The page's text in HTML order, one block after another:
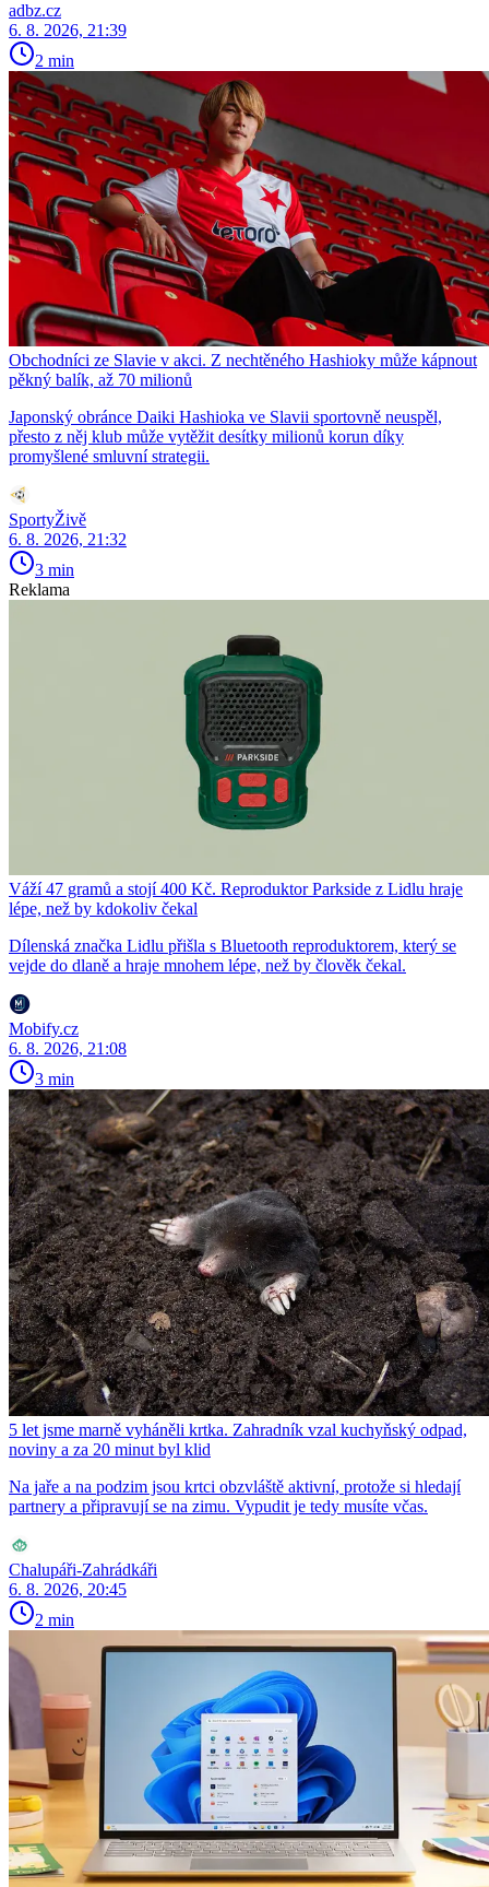
adbz.cz
6. 8. 2026, 21:39
2 min
Obchodníci ze Slavie v akci. Z nechtěného Hashioky může kápnout
pěkný balík, až 70 milionů
Japonský obránce Daiki Hashioka ve Slavii sportovně neuspěl,
přesto z něj klub může vytěžit desítky milionů korun díky
promyšlené smluvní strategii.
SportyŽivě
6. 8. 2026, 21:32
3 min
Reklama
Váží 47 gramů a stojí 400 Kč. Reproduktor Parkside z Lidlu hraje
lépe, než by kdokoliv čekal
Dílenská značka Lidlu přišla s Bluetooth reproduktorem, který se
vejde do dlaně a hraje mnohem lépe, než by člověk čekal.
Mobify.cz
6. 8. 2026, 21:08
3 min
5 let jsme marně vyháněli krtka. Zahradník vzal kuchyňský odpad,
noviny a za 20 minut byl klid
Na jaře a na podzim jsou krtci obzvláště aktivní, protože si hledají
partnery a připravují se na zimu. Vypudit je tedy musíte včas.
Chalupáři-Zahrádkáři
6. 8. 2026, 20:45
2 min